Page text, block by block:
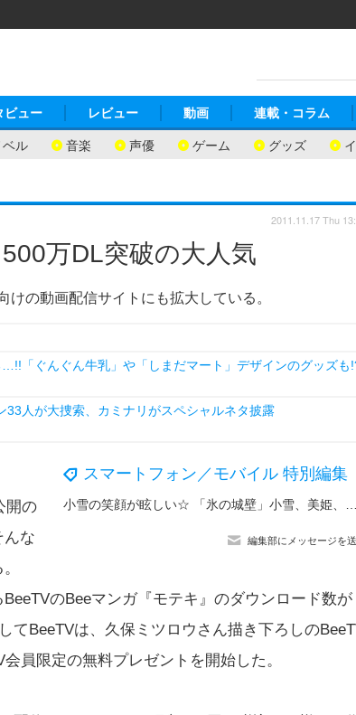
ベル 音楽 声優 ゲーム グッズ
ビュー レビュー 動画 連載・コラム
万DL突破の大人気
けの動画配信サイトにも拡大している。
2011.11.17 Thu
「ぐんぐん牛乳」や「しまだマート」デザインのグッズも
人が大捜索、カミナリがスペシャルネタ披露
スマートフォン／モバイル 特別編集
編集部にメッセージを
開の
んな
のBeeマンガ『モテキ』のダウンロード数が
てBeeTVは、久保ミツロウさん描き下ろしの
員限定の無料プレゼントを開始した。